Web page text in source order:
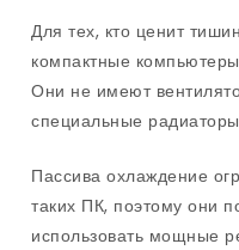
Для тех, кто ценит
компактные
Они не имеют
специальные
Пассива охлаждение
таких ПК, поэтому они
использовать мощные